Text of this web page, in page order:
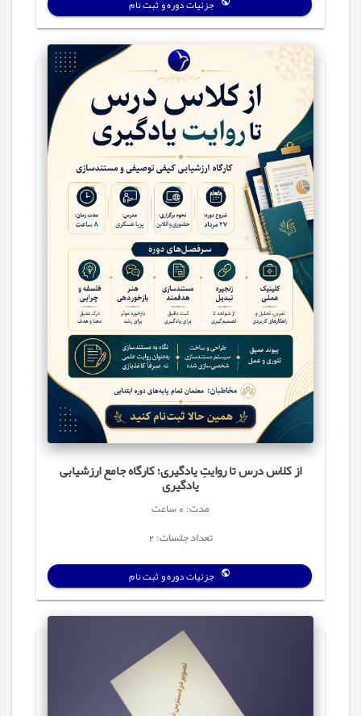
جزئیات دوره و ثبت نام
از کلاس درس تا روایتِ یادگیری؛ کارگاه جامع ارزشیابی
یادگیری
مدت: 0 ساعت
تعداد جلسات: 2
جزئیات دوره و ثبت نام